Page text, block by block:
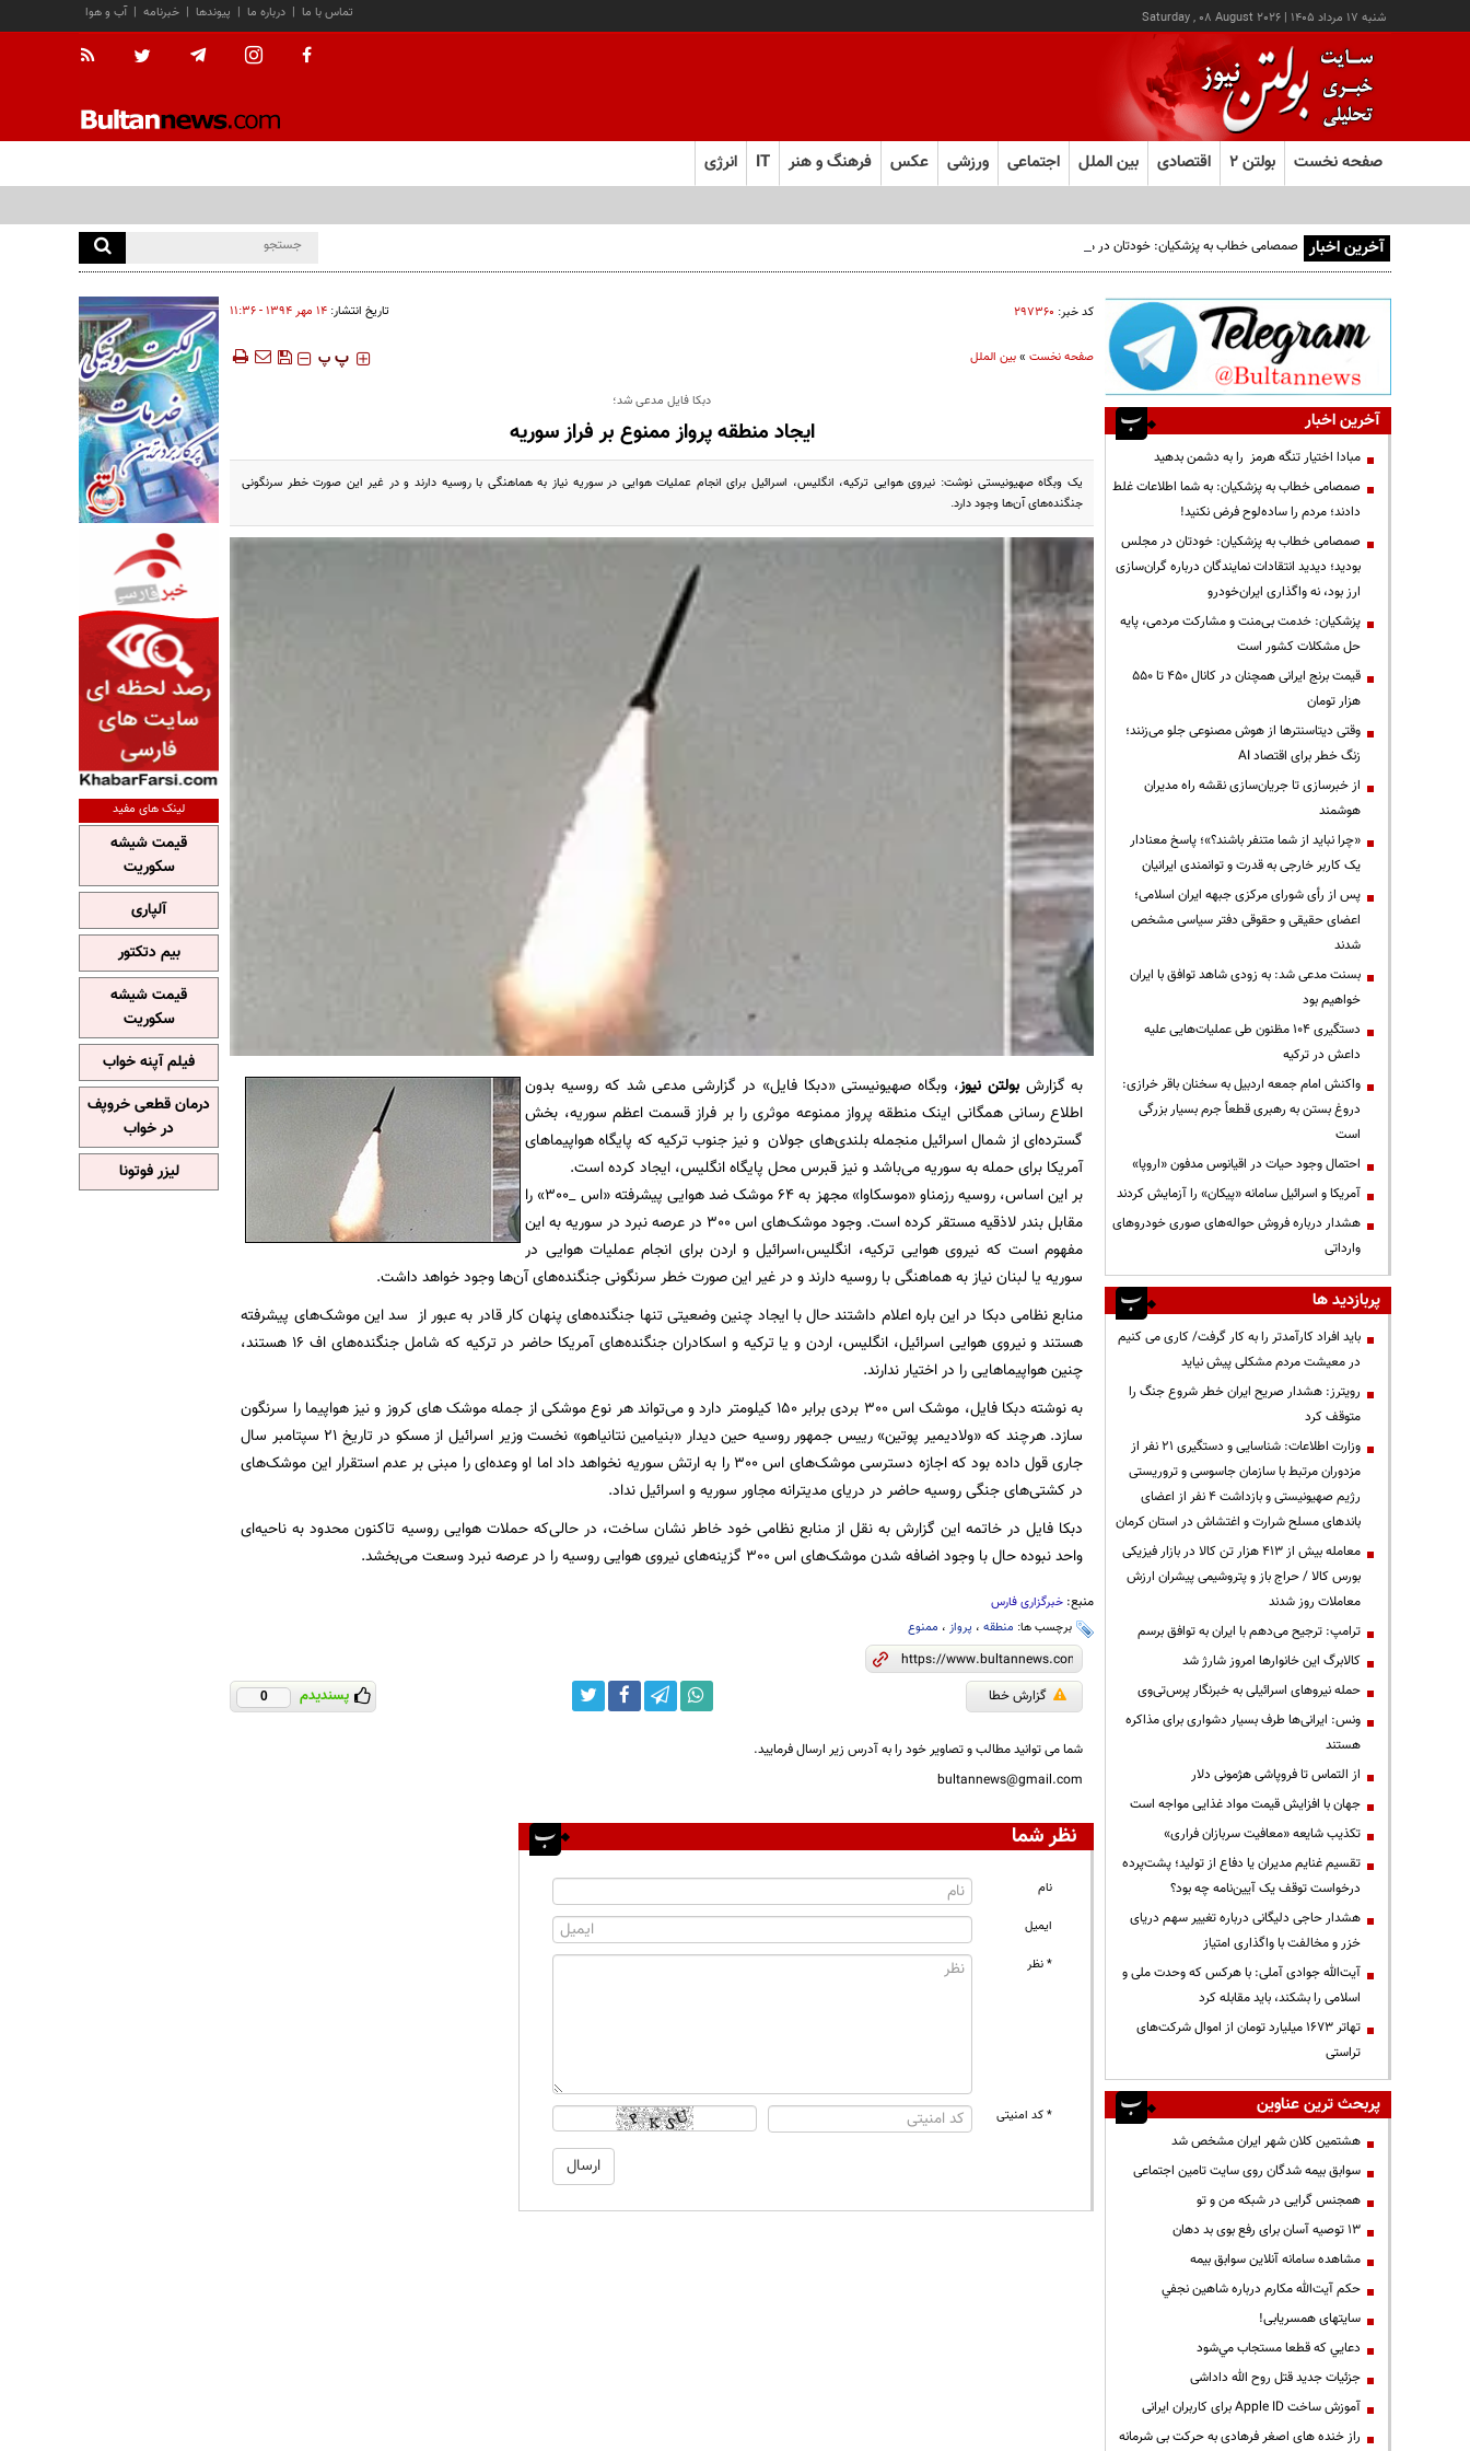
شنبه ۱۷ مرداد ۱۴۰۵ |
Saturday , 08 August 2026 آب و هوا | خبرنامه | پیوندها | درباره ما | تماس با ما
صفحه نخست بولتن ۲ اقتصادی بین الملل اجتماعی ورزشی عکس فرهنگ و هنر IT انرژی
آخرین اخبار صمصامی خطاب به پزشکیان: خودتان در مجلس بودید؛ دیدید انتقادات نمایندگان درباره گران‌سازی ارز بود، نه واگذاری ایران‌خودرو
کد خبر: ۲۹۷۳۶۰ تاریخ انتشار: ۱۴ مهر ۱۳۹۴ - ۱۱:۳۶
صفحه نخست»بین الملل ‍‍‍ پ پ
دبکا فایل مدعی شد؛
ایجاد منطقه پرواز ممنوع بر فراز سوریه
یک وبگاه صهیونیستی نوشت: نیروی هوایی ترکیه، انگلیس، اسرائیل برای انجام عملیات هوایی در سوریه نیاز به هماهنگی با روسیه دارند و در غیر این صورت خطر سرنگونی
جنگنده‌های آن‌ها وجود دارد.
به گزارشبولتن نیوز، وبگاه صهیونیستی «دبکا فایل» در گزارشی مدعی شد که روسیه بدون
اطلاع رسانی همگانی اینک منطقه پرواز ممنوعه موثری را بر فراز قسمت اعظم سوریه، بخش
گسترده‌ای از شمال اسرائیل منجمله بلندی‌های جولان و نیز جنوب ترکیه که پایگاه هواپیماهای
آمریکا برای حمله به سوریه می‌باشد و نیز قبرس محل پایگاه‌ انگلیس، ایجاد کرده است.
بر این اساس، روسیه رزمناو «موسکاوا» مجهز به 64 موشک ضد هوایی پیشرفته «اس _300» را
مقابل بندر لاذقیه مستقر کرده است. وجود موشک‌های اس 300 در عرصه نبرد در سوریه به این
مفهوم است که نیروی هوایی ترکیه، انگلیس،اسرائیل و اردن برای انجام عملیات هوایی در
سوریه یا لبنان نیاز به هماهنگی با روسیه دارند و در غیر این صورت خطر سرنگونی جنگنده‌های آن‌ها وجود خواهد داشت.
منابع نظامی دبکا در این باره اعلام داشتند حال با ایجاد چنین وضعیتی تنها جنگنده‌های پنهان کار قادر به عبور از سد این موشک‌های پیشرفته
هستند و نیروی هوایی اسرائیل، انگلیس، اردن و یا ترکیه و اسکادران‌ جنگنده‌های آمریکا حاضر در ترکیه که شامل جنگنده‌های اف 16 هستند،
چنین هواپیماهایی را در اختیار ندارند.
به نوشته دبکا فایل، موشک اس 300 بردی برابر 150 کیلومتر دارد و می‌تواند هر نوع موشکی از جمله موشک های کروز و نیز هواپیما را سرنگون
سازد. هرچند که «ولادیمیر پوتین» رییس جمهور روسیه حین دیدار «بنیامین نتانیاهو» نخست وزیر اسرائیل از مسکو در تاریخ 21 سپتامبر سال
جاری قول داده بود که اجازه دسترسی موشک‌های اس 300 را به ارتش سوریه نخواهد داد اما او وعده‌ای را مبنی بر عدم استقرار این موشک‌های
در کشتی‌های جنگی روسیه حاضر در دریای مدیترانه مجاور سوریه و اسرائیل نداد.
دبکا فایل در خاتمه این گزارش به نقل از منابع نظامی خود خاطر نشان ساخت، در حالی‌که حملات هوایی روسیه تاکنون محدود به ناحیه‌ای
واحد نبوده حال با وجود اضافه شدن موشک‌های اس 300 گزینه‌های نیروی هوایی روسیه را در عرصه نبرد وسعت می‌بخشد.
منبع: خبرگزاری فارس
برچسب ها: منطقه، پرواز، ممنوع
گزارش خطا پسندیدم 0
شما می توانید مطالب و تصاویر خود را به آدرس زیر ارسال فرمایید.
bultannews@gmail.com
نظر شما
نام
ایمیل
* نظر
* کد امنیتی
آخرین اخبار
مبادا اختیار تنگه هرمز را به دشمن بدهید
صمصامی خطاب به پزشکیان: به شما اطلاعات غلط
دادند؛ مردم را ساده‌لوح فرض نکنید!
صمصامی خطاب به پزشکیان: خودتان در مجلس
بودید؛ دیدید انتقادات نمایندگان درباره گران‌سازی
ارز بود، نه واگذاری ایران‌خودرو
پزشکیان: خدمت بی‌منت و مشارکت مردمی، پایه
حل مشکلات کشور است
قیمت‌ برنج ایرانی همچنان در کانال ۴۵۰ تا ۵۵۰
هزار تومان
وقتی دیتاسنترها از هوش مصنوعی جلو می‌زنند؛
زنگ خطر برای اقتصاد AI
از خبرسازی تا جریان‌سازی نقشه راه مدیران
هوشمند
«چرا نباید از شما متنفر باشند؟»؛ پاسخ معنادار
یک کاربر خارجی به قدرت و توانمندی ایرانیان
پس از رأی شورای مرکزی جبهه ایران اسلامی؛
اعضای حقیقی و حقوقی دفتر سیاسی مشخص
شدند
بسنت مدعی شد: به زودی شاهد توافق با ایران
خواهیم بود
دستگیری ۱۰۴ مظنون طی عملیات‌هایی علیه
داعش در ترکیه
واکنش امام جمعه اردبیل به سخنان باقر خرازی:
دروغ بستن به رهبری قطعاً جرم بسیار بزرگی
است
احتمال وجود حیات در اقیانوس مدفون «اروپا»
آمریکا و اسرائیل سامانه «پیکان» را آزمایش کردند
هشدار درباره فروش حواله‌های صوری خودروهای
وارداتی
پربازدید ها
باید افراد کارآمدتر را به کار گرفت/ کاری می کنیم
در معیشت مردم مشکلی پیش نیاید
رویترز: هشدار صریح ایران خطر شروع جنگ را
متوقف کرد
وزارت اطلاعات: شناسایی و دستگیری ۲۱ نفر از
مزدوران مرتبط با سازمان جاسوسی و تروریستی
رژیم صهیونیستی و بازداشت ۴ نفر از اعضای
باندهای مسلح شرارت و اغتشاش در استان کرمان
معامله بیش از ۴۱۳ هزار تن کالا در بازار فیزیکی
بورس کالا / حراج باز و پتروشیمی پیشران ارزش
معاملات روز شدند
ترامپ: ترجیح می‌دهم با ایران به توافق برسم
کالابرگ این خانوارها امروز شارژ شد
حمله نیروهای اسرائیلی به خبرنگار پرس‌تی‌وی
ونس: ایرانی‌ها طرف بسیار دشواری برای مذاکره
هستند
از التماس تا فروپاشی هژمونی دلار
جهان با افزایش قیمت مواد غذایی مواجه است
تکذیب شایعه «معافیت سربازان فراری»
تقسیم غنایم مدیران یا دفاع از تولید؛ پشت‌پرده
درخواست توقف یک آیین‌نامه چه بود؟
هشدار حاجی دلیگانی درباره تغییر سهم دریای
خزر و مخالفت با واگذاری امتیاز
آیت‌الله جوادی آملی: با هرکس که وحدت ملی و
اسلامی را بشکند، باید مقابله کرد
تهاتر ۱۶۷۳ میلیارد تومان از اموال شرکت‌های
تراستی
پربحث ترین عناوین
هشتمین کلان شهر ایران مشخص شد
سوابق بیمه شدگان روی سایت تامین اجتماعی
همجنس گرایی در شبکه من و تو
13 توصیه آسان برای رفع بوی بد دهان
مشاهده سامانه آنلاين سوابق بیمه
حكم آيت‌الله مكارم درباره شاهين نجفي
سایتهای همسریابی!
دعايي كه قطعا مستجاب مي‌شود
جزئیات جدید قتل روح الله داداشی
آموزش ساخت Apple ID برای کاربران ایرانی
راز خنده های اصغر فرهادی به حرکت بی شرمانه
لینک های مفید
قیمت شیشه
سکوریت
آلپاری
بیم دتکتور
قیمت شیشه
سکوریت
فیلم آپنه خواب
درمان قطعی خروپف
در خواب
لیزر فوتونا